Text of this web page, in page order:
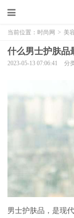
当前位置： 时尚网 > 美
什么男士护肤品
2023-05-13 07:06:41 分
男士护肤品，是现